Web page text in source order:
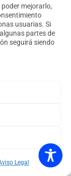
mejorarlo,
usuarias. Si
partes de
seguirá siendo
Legal
Andrés Velayos.